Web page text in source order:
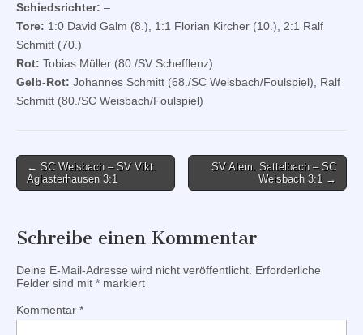
Schiedsrichter: –
Tore: 1:0 David Galm (8.), 1:1 Florian Kircher (10.), 2:1 Ralf
Schmitt (70.)
Rot: Tobias Müller (80./SV Schefflenz)
Gelb-Rot: Johannes Schmitt (68./SC Weisbach/Foulspiel), Ralf
Schmitt (80./SC Weisbach/Foulspiel)
Post
navigation
← SC Weisbach – SV Vikt.
Aglasterhausen 3:1
SV Alem. Sattelbach – SC
Weisbach 3:1 →
Schreibe einen Kommentar
Deine E-Mail-Adresse wird nicht veröffentlicht. Erforderliche
Felder sind mit * markiert
Kommentar *